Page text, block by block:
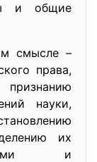
и общие
смысле –
права,
науки,
их
и